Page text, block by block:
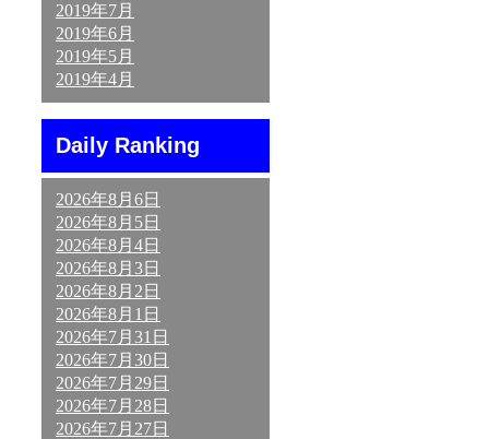
2019年7月
2019年6月
2019年5月
2019年4月
Daily Ranking
2026年8月6日
2026年8月5日
2026年8月4日
2026年8月3日
2026年8月2日
2026年8月1日
2026年7月31日
2026年7月30日
2026年7月29日
2026年7月28日
2026年7月27日